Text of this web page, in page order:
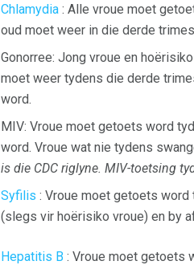
Chlamydia : Alle vroue moet
oud moet weer in die derde
Gonorree: Jong vroue en
moet weer tydens die derde
word.
MIV: Vroue moet getoets word
word. Vroue wat nie tydens
is die CDC riglyne. MIV-toetsing
Syfilis : Vroue moet getoets
(slegs vir hoërisiko vroue) en by
Hepatitis B : Vroue moet getoets